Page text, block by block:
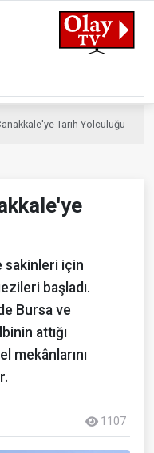
Tarih Yolculuğu
sakinleri için
başladı.
Bursa ve
attığı
mekânlarını
1107